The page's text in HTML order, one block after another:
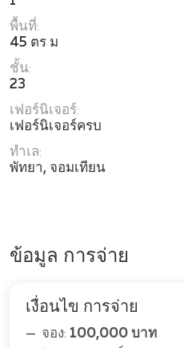
พื้นที่:
45 ตร ม
ชั้น:
23
เฟอร์นิเจอร์:
เฟอร์นิเจอร์ครบ
ทำเล:
พัทยา, จอมเทียน
ข้อมูล การจ่าย
เงื่อนไข การจ่าย
จอง: 100,000 บาท